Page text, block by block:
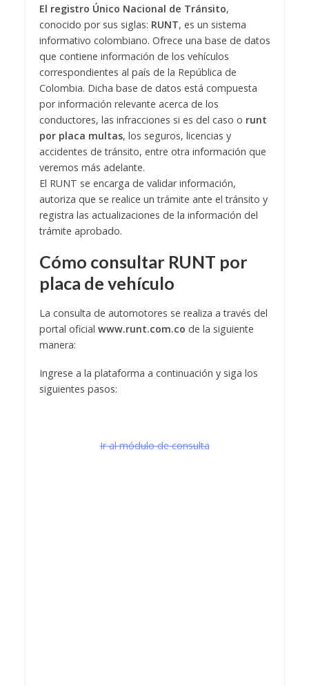
El registro Único Nacional de Tránsito,
conocido por sus siglas: RUNT, es un sistema
informativo colombiano. Ofrece una base de datos
que contiene información de los vehículos
correspondientes al país de la República de
Colombia. Dicha base de datos está compuesta
por información relevante acerca de los
conductores, las infracciones si es del caso o runt
por placa multas, los seguros, licencias y
accidentes de tránsito, entre otra información que
veremos más adelante.
El RUNT se encarga de validar información,
autoriza que se realice un trámite ante el tránsito y
registra las actualizaciones de la información del
trámite aprobado.
Cómo consultar RUNT por
placa de vehículo
La consulta de automotores se realiza a través del
portal oficial www.runt.com.co de la siguiente
manera:
Ingrese a la plataforma a continuación y siga los
siguientes pasos:
Ir al módulo de consulta